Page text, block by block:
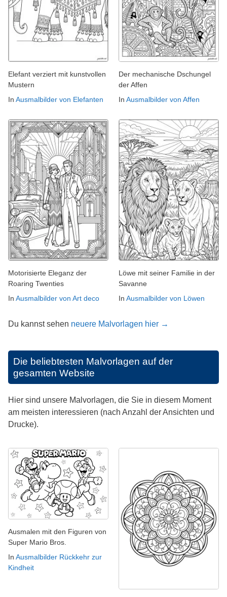
Elefant verziert mit kunstvollen
Mustern
In Ausmalbilder von Elefanten
Der mechanische Dschungel
der Affen
In Ausmalbilder von Affen
Motorisierte Eleganz der
Roaring Twenties
In Ausmalbilder von Art deco
Löwe mit seiner Familie in der
Savanne
In Ausmalbilder von Löwen
Du kannst sehen neuere Malvorlagen hier →
Die beliebtesten Malvorlagen auf der
gesamten Website
Hier sind unsere Malvorlagen, die Sie in diesem Moment
am meisten interessieren (nach Anzahl der Ansichten und
Drucke).
Ausmalen mit den Figuren von
Super Mario Bros.
In Ausmalbilder Rückkehr zur
Kindheit